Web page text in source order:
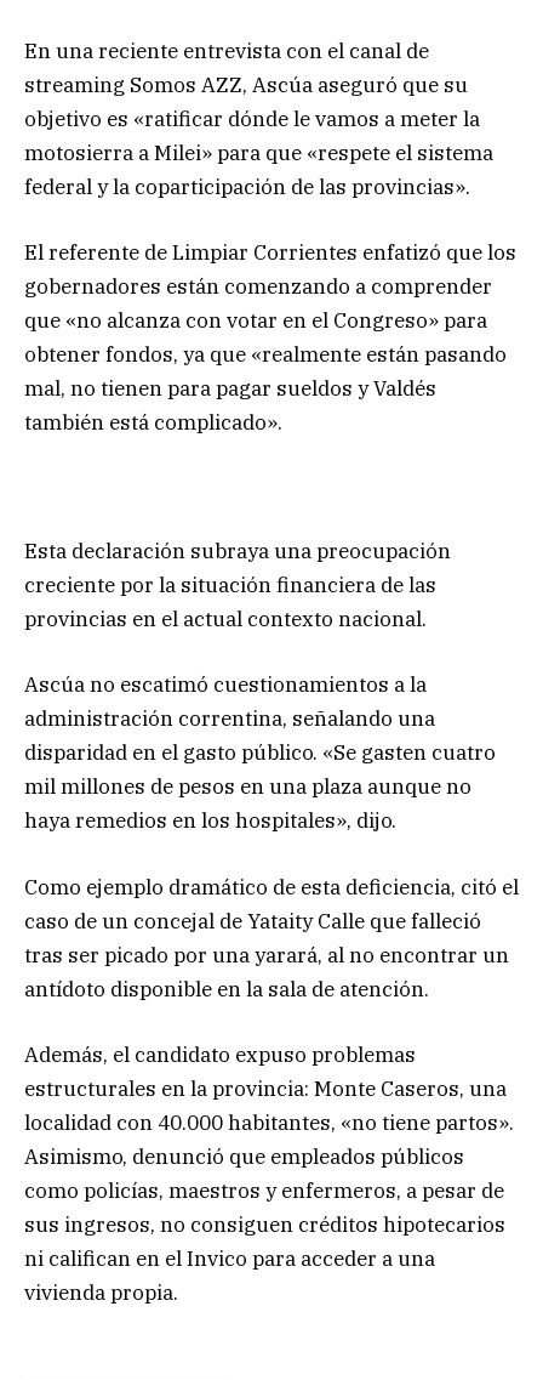
En una reciente entrevista con el canal de
streaming Somos AZZ, Ascúa aseguró que su
objetivo es «ratificar dónde le vamos a meter la
motosierra a Milei» para que «respete el sistema
federal y la coparticipación de las provincias».
El referente de Limpiar Corrientes enfatizó que los
gobernadores están comenzando a comprender
que «no alcanza con votar en el Congreso» para
obtener fondos, ya que «realmente están pasando
mal, no tienen para pagar sueldos y Valdés
también está complicado».
Esta declaración subraya una preocupación
creciente por la situación financiera de las
provincias en el actual contexto nacional.
Ascúa no escatimó cuestionamientos a la
administración correntina, señalando una
disparidad en el gasto público. «Se gasten cuatro
mil millones de pesos en una plaza aunque no
haya remedios en los hospitales», dijo.
Como ejemplo dramático de esta deficiencia, citó el
caso de un concejal de Yataity Calle que falleció
tras ser picado por una yarará, al no encontrar un
antídoto disponible en la sala de atención.
Además, el candidato expuso problemas
estructurales en la provincia: Monte Caseros, una
localidad con 40.000 habitantes, «no tiene partos».
Asimismo, denunció que empleados públicos
como policías, maestros y enfermeros, a pesar de
sus ingresos, no consiguen créditos hipotecarios
ni califican en el Invico para acceder a una
vivienda propia.